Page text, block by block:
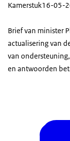
Kamerstuk16-05-
Brief van minister
actualisering van
van
en antwoorden